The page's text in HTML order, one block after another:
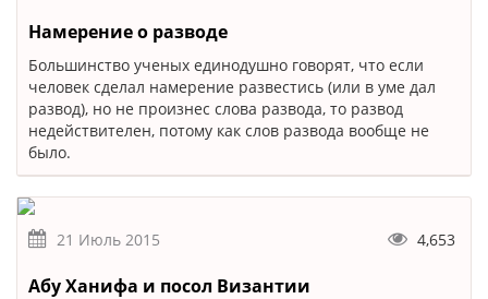
Намерение о разводе
Большинство ученых единодушно говорят, что если
человек сделал намерение развестись (или в уме дал
развод), но не произнес слова развода, то развод
недействителен, потому как слов развода вообще не
было.
21 Июль 2015 4,653
Абу Ханифа и посол Византии